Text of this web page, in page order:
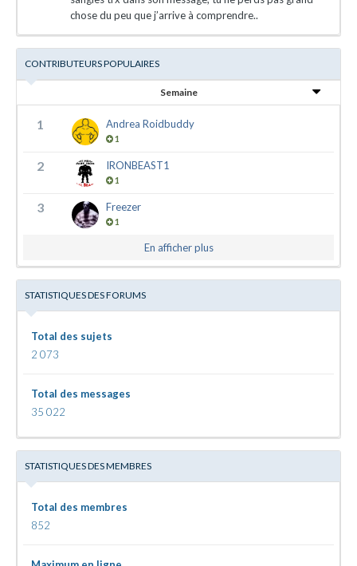
chose du peu que j’arrive à comprendre..
CONTRIBUTEURS POPULAIRES
Semaine
1 Andrea Roidbuddy
1
2 IRONBEAST1
1
3 Freezer
1
En afficher plus
STATISTIQUES DES FORUMS
Total des sujets
2 073
Total des messages
35 022
STATISTIQUES DES MEMBRES
Total des membres
852